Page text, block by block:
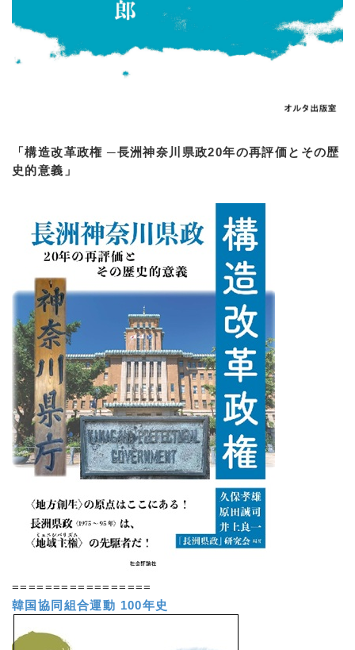
「構造改革政権 ─長洲神奈川県政20年の再評価とその歴
史的意義」
=================
韓国協同組合運動 100年史